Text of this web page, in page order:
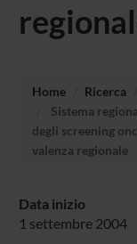
Home Ricerca
Sistema
degli screening
valenza regionale
Data inizio
1 settembre 2004